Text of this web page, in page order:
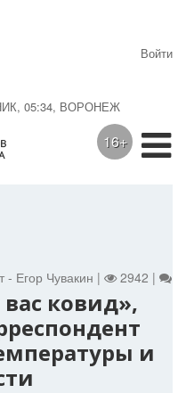
05:34, ВОРОНЕЖ
Войти
16+
- Егор Чувакин | 2942 |
вас ковид»,
и